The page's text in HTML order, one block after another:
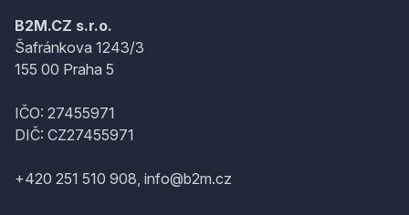
B2M.CZ s.r.o.
Šafránkova 1243/3
155 00 Praha 5
IČO: 27455971
DIČ: CZ27455971
+420 251 510 908, info@b2m.cz